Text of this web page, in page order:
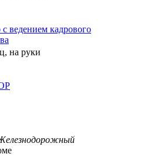
ведением кадрового
на руки